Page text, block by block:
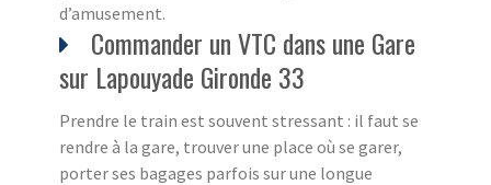
d’amusement.
Commander un VTC dans une Gare
sur Lapouyade Gironde 33
Prendre le train est souvent stressant : il faut se
rendre à la gare, trouver une place où se garer,
porter ses bagages parfois sur une longue